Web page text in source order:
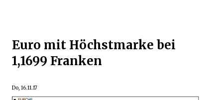
Euro mit Höchstmarke bei
1,1699 Franken
Do, 16.11.17